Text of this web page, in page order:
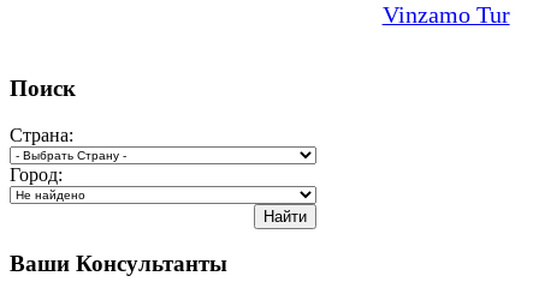
Vinzamo Tur
Поиск
Страна:
Город:
Ваши Консультанты